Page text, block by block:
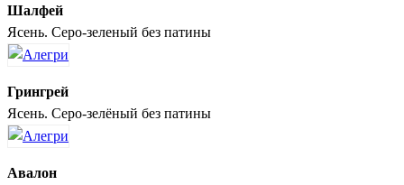
Шалфей
Ясень. Серо-зеленый без патины
Грингрей
Ясень. Серо-зелёный без патины
Авалон